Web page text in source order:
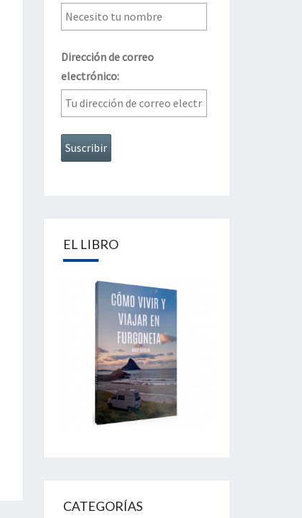
Dirección de correo
electrónico:
EL LIBRO
CATEGORÍAS